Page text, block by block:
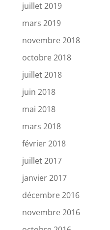
juillet 2019
mars 2019
novembre 2018
octobre 2018
juillet 2018
juin 2018
mai 2018
mars 2018
février 2018
juillet 2017
janvier 2017
décembre 2016
novembre 2016